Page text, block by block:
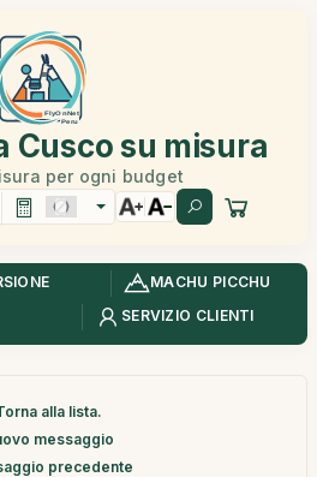
Cusco su misura
per ogni budget
MACHU PICCHU
SERVIZIO CLIENTI
alla lista.
messaggio
precedente